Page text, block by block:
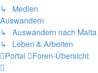
↳ Medien
Auswandern
↳ Auswandern nach Malta
↳ Leben & Arbeiten
Portal
Foren-Übersicht